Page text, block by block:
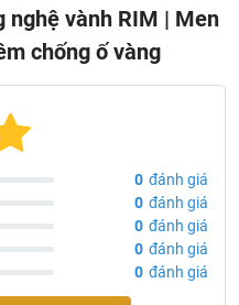
tối đa mà còn khẳng định
nghệ vành RIM | Men
chống ố vàng
0 đánh giá
0 đánh giá
0 đánh giá
0 đánh giá
0 đánh giá